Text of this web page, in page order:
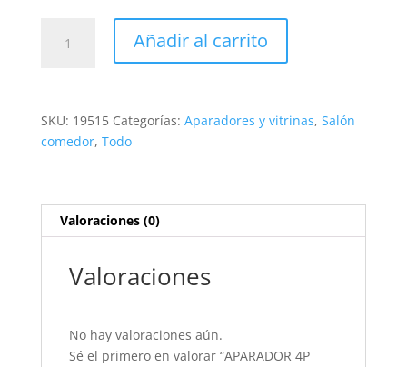
Añadir al carrito
SKU: 19515 Categorías: Aparadores y vitrinas, Salón
comedor, Todo
Valoraciones (0)
Valoraciones
No hay valoraciones aún.
Sé el primero en valorar “APARADOR 4P